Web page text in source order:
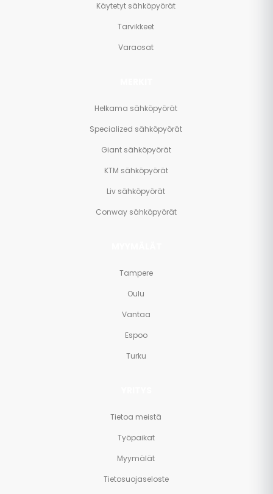
Käytetyt sähköpyörät
Tarvikkeet
Varaosat
Helkama sähköpyörät
Specialized sähköpyörät
Giant sähköpyörät
KTM sähköpyörät
Liv sähköpyörät
Conway sähköpyörät
Tampere
Oulu
Vantaa
Espoo
Turku
Tietoa meistä
Työpaikat
Myymälät
Tietosuojaseloste